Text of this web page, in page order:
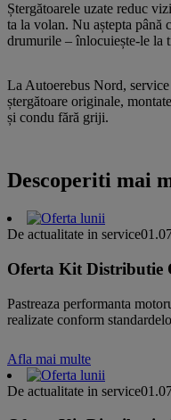
Ștergătoarele uzate reduc
ta la volan. Nu aștepta până
drumurile – înlocuiește-le la
La Autoerebus Nord,
ștergătoare originale,
și condu fără griji.
Descoperiti mai
De actualitate in service
Oferta Kit Distributie
Pastreaza performanta
realizate conform
Afla mai multe
De actualitate in service